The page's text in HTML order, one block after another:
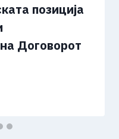
позиција
Договорот